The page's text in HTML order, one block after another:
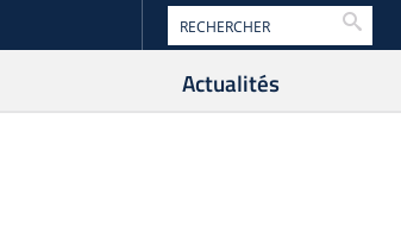
Actualités